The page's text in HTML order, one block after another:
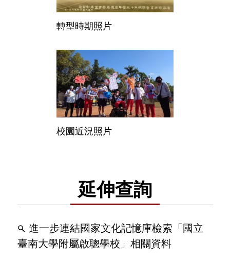
轉型時期照片
校園近況照片
延伸查詢
進一步連結國家文化記憶庫檢索「國立
臺南大學附屬啟聰學校」相關資料